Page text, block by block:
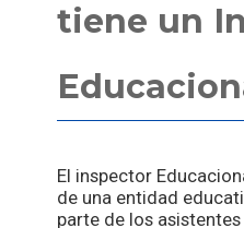
tiene un
El inspector
de una entidad
parte de los